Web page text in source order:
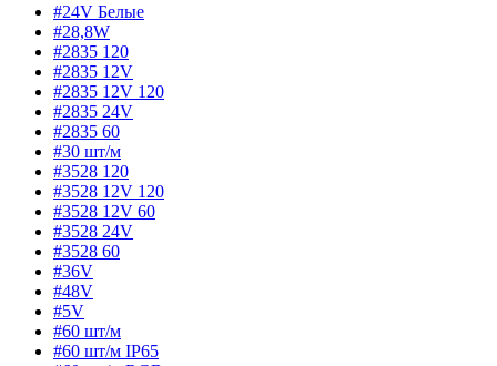
#24V Белые
#28,8W
#2835 120
#2835 12V
#2835 12V 120
#2835 24V
#2835 60
#30 шт/м
#3528 120
#3528 12V 120
#3528 12V 60
#3528 24V
#3528 60
#36V
#48V
#5V
#60 шт/м
#60 шт/м IP65